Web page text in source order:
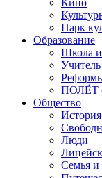
Кино
Парк
Образование
Школа и
Учитель
ПОЛЁТ
Общество
История
Люди
Семья и